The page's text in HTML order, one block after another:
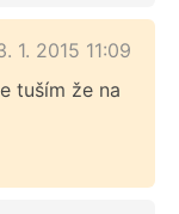
1. 2015 11:09
tuším že na